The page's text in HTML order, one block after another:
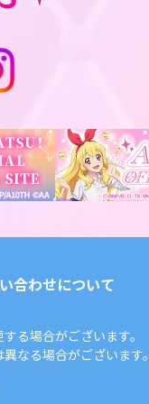
合わせについて
る場合がございます。
なる場合がございます